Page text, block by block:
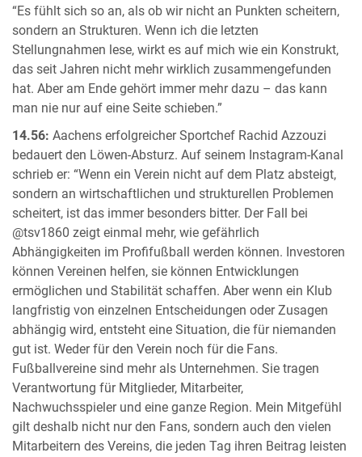
“Es fühlt sich so an, als ob wir nicht an Punkten scheitern,
sondern an Strukturen. Wenn ich die letzten
Stellungnahmen lese, wirkt es auf mich wie ein Konstrukt,
das seit Jahren nicht mehr wirklich zusammengefunden
hat. Aber am Ende gehört immer mehr dazu – das kann
man nie nur auf eine Seite schieben.”
14.56: Aachens erfolgreicher Sportchef Rachid Azzouzi
bedauert den Löwen-Absturz. Auf seinem Instagram-Kanal
schrieb er: “Wenn ein Verein nicht auf dem Platz absteigt,
sondern an wirtschaftlichen und strukturellen Problemen
scheitert, ist das immer besonders bitter. Der Fall bei
@tsv1860 zeigt einmal mehr, wie gefährlich
Abhängigkeiten im Profifußball werden können. Investoren
können Vereinen helfen, sie können Entwicklungen
ermöglichen und Stabilität schaffen. Aber wenn ein Klub
langfristig von einzelnen Entscheidungen oder Zusagen
abhängig wird, entsteht eine Situation, die für niemanden
gut ist. Weder für den Verein noch für die Fans.
Fußballvereine sind mehr als Unternehmen. Sie tragen
Verantwortung für Mitglieder, Mitarbeiter,
Nachwuchsspieler und eine ganze Region. Mein Mitgefühl
gilt deshalb nicht nur den Fans, sondern auch den vielen
Mitarbeitern des Vereins, die jeden Tag ihren Beitrag leisten